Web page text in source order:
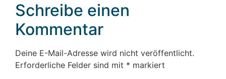
Schreibe einen
Kommentar
Deine E-Mail-Adresse wird nicht veröffentlicht.
Erforderliche Felder sind mit * markiert